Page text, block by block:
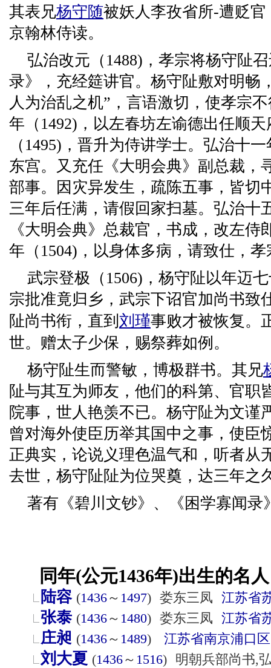
其表兄杨守随被妖人李孜省所-遭贬
京翰林侍读。
弘治改元（1488)，孝宗将杨守阯
录》，充经筵讲官。杨守阯敷对明畅
人为治乱之机”，言语激切，使孝宗
年（1492)，以左春坊左谕德出任顺
（1495)，晋升为侍讲学士。弘治十
东宫。又充任《大明会典》副总裁，
部事。因灾异发生，疏陈五事，皆切
三年后任满，请假回家扫墓。弘治十
《大明会典》总裁官，书成，改左
年（1504)，以身体多病，请致仕，
武宗登极（1506)，杨守阯以年迈
宗批准竟归乡，武宗下诏官加尚书致
阯尚书衔，直到 刘瑾事败才被恢复。
世。赠太子少保，赐祭葬如例。
杨守阯生而警敏，博极群书。其兄
阯与其互为师友，他们的科第、官职
院事，世人艳羡不已。杨守阯为文谨
曾对海外使臣历举其国中之事，使臣
正典实，论说义理色温气和，听者从
去世，杨守阯阯为位哭奠，达三年之
著有《碧川文钞》、《困学寡闻录
同年(公元1436年)出生的名
陆容 (1436～ 1497) 娄东三凤 江苏省
张泰 (1436～ 1480) 娄东三凤 江苏省
庄昶 (1436～ 1489) 江苏省南京浦口区
刘大夏 (1436～ 1516) 明朝兵部尚书,